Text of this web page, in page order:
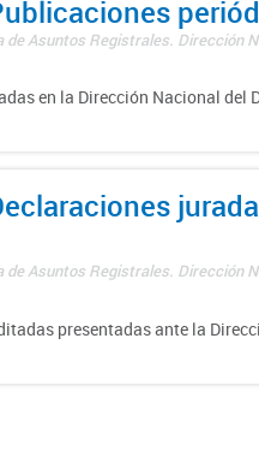
Asuntos Registrales. Dirección
en la Dirección Nacional del
Asuntos Registrales. Dirección
presentadas ante la